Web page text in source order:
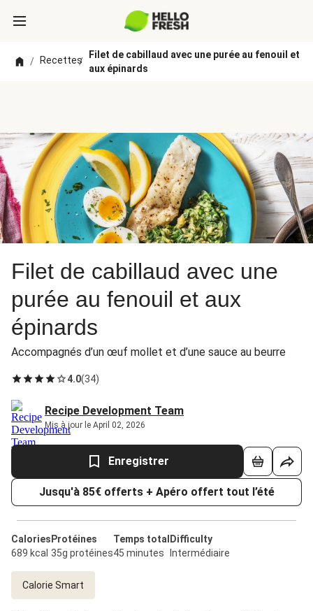
/ Recettes
/
Filet de cabillaud avec une purée au fenouil et
aux épinards
Filet de cabillaud avec une
purée au fenouil et aux
épinards
Accompagnés d’un œuf mollet et d’une sauce au beurre
4.0(34)
Recipe Development Team
Mis à jour le April 02, 2026
Enregistrer
Jusqu'à 85€ offerts + Apéro offert tout l’été
Calories
689 kcal
Protéines
35g protéines
Temps total
45 minutes
Difficulty
Intermédiaire
Calorie Smart